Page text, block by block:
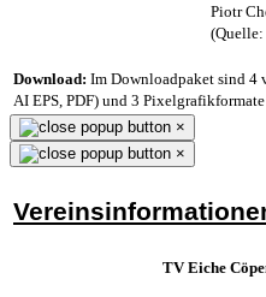
Piotr
(Quelle:
Download: Im Downloadpaket sind 4
AI EPS, PDF) und 3 Pixelgrafikformate
×
×
TV Eiche